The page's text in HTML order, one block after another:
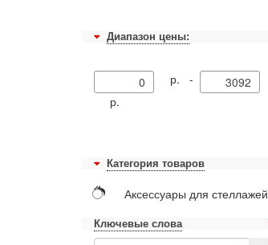
Диапазон цены:
р. -
р.
Категория товаров
Аксессуары для стеллажей
Ключевые слова